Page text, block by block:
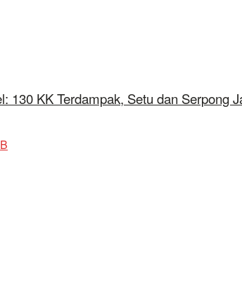
130 KK Terdampak, Setu dan Serpong